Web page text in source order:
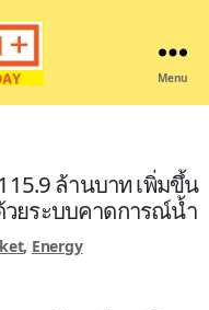
Menu
ล้านบาท เพิ่มขึ้น
วยระบบคาดการณ์น้ำ
, Energy